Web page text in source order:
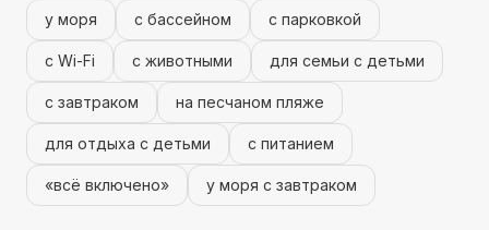
у моря с бассейном с парковкой
с Wi-Fi с животными для семьи с детьми
с завтраком на песчаном пляже
для отдыха с детьми с питанием
«всё включено» у моря с завтраком